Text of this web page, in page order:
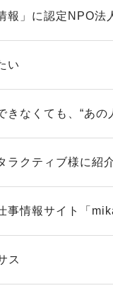
報」に認定NPO法
い
きなくても、“あ
ラクティブ様に紹
事情報サイト「
ス